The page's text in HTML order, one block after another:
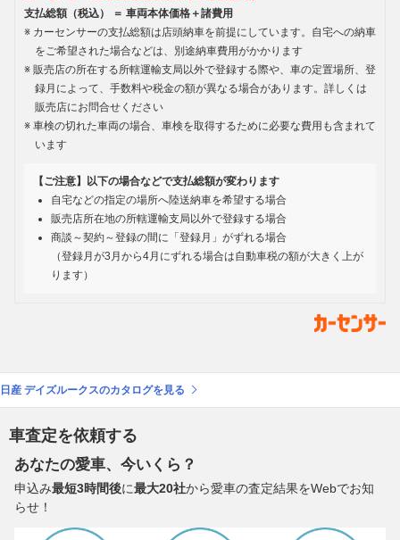
支払総額（税込） ＝ 車両本体価格＋諸費用
カーセンサーの支払総額は店頭納車を前提にしています。自宅への納車
をご希望された場合などは、別途納車費用がかかります
販売店の所在する所轄運輸支局以外で登録する際や、車の定置場所、登
録月によって、手数料や税金の額が異なる場合があります。詳しくは
販売店にお問合せください
車検の切れた車両の場合、車検を取得するために必要な費用も含まれて
います
【ご注意】以下の場合などで支払総額が変わります
自宅などの指定の場所へ陸送納車を希望する場合
販売店所在地の所轄運輸支局以外で登録する場合
商談～契約～登録の間に「登録月」がずれる場合
（登録月が3月から4月にずれる場合は自動車税の額が大きく上が
ります）
日産 デイズルークスのカタログを見る
車査定を依頼する
あなたの愛車、今いくら？
申込み最短3時間後に最大20社から愛車の査定結果をWebでお知
らせ！